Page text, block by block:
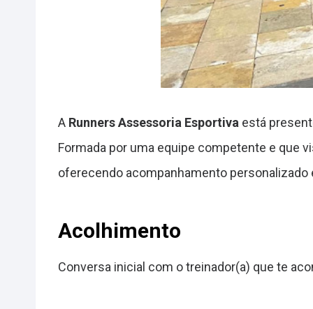
A Runners Assessoria Esportiva está
Formada por uma equipe competente e que
oferecendo acompanhamento
Acolhimento
Conversa inicial com o treinador(a) que te